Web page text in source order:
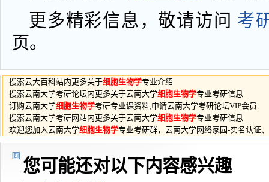
更多精彩信息，敬请访问 考
页。
搜索云大百科站内更多关于细胞生物学专业介绍
搜索云南大学考研论坛内更多关于云南大学细胞生物学专业考研信息
订购云南大学细胞生物学考研专业课资料,申请云南大学考研论坛VIP会员
搜索云南大学考研网站内更多关于云南大学细胞生物学专业考研信息
欢迎您加入云南大学细胞生物学专业考研群，云南大学网络家园-实名认证
您可能还对以下内容感兴趣